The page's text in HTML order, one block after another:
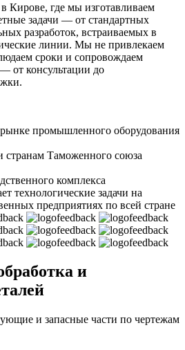
Кирове, где мы изготавливаем
задачи — от стандартных
разработок, встраиваемых в
линии. Мы не привлекаем
сроки и сопровождаем
от консультации до
промышленного оборудования
странам Таможенного союза
комплекса
технологические задачи на
предприятиях по всей стране
и
и запасные части по чертежам